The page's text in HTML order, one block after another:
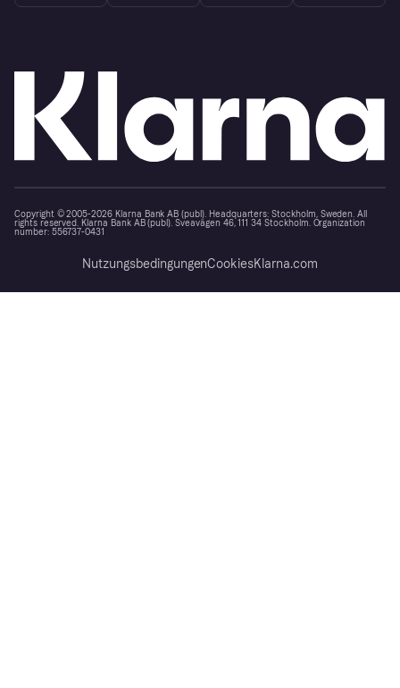
Copyright © 2005-2026 Klarna Bank AB (publ). Headquarters: Stockholm, Sweden. All
rights reserved. Klarna Bank AB (publ). Sveavägen 46, 111 34 Stockholm. Organization
number: 556737-0431
NutzungsbedingungenCookiesKlarna.com